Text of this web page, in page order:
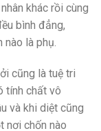
khác rồi cùng
bình đẳng,
nào là phụ.
cũng là tuệ tri
tính chất vô
và khi diệt cũng
nơi chốn nào